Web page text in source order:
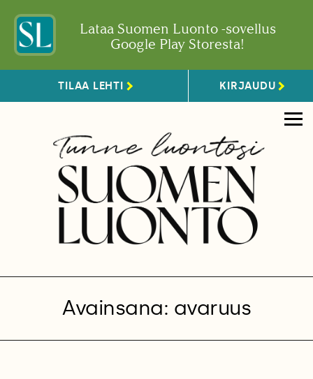
Lataa Suomen Luonto -sovellus
Google Play Storesta!
TILAA LEHTI KIRJAUDU
Avainsana: avaruus